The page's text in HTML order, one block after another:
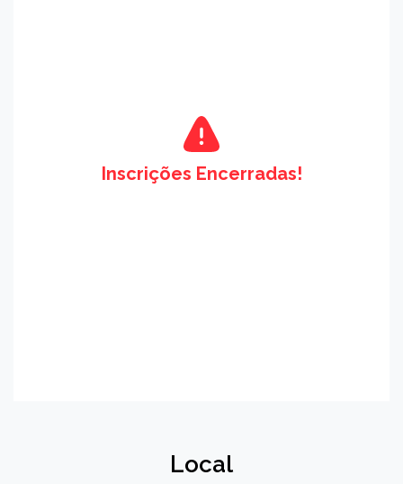
Inscrições Encerradas!
Local